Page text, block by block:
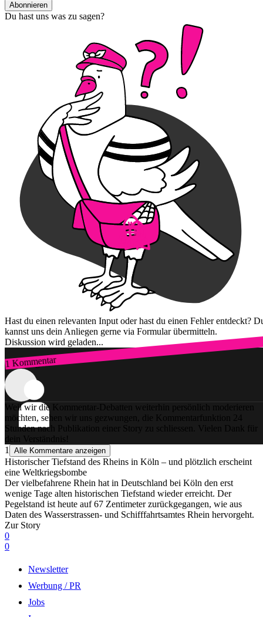
Abonnieren
Du hast uns was zu sagen?
Hast du einen relevanten Input oder hast du einen Fehler entdeckt?
kannst uns dein Anliegen gerne via Formular übermitteln.
Diskussion wird geladen...
1 Kommentar
Zum Login
Weil wir die Kommentar-Debatten weiterhin persönlich moderieren
möchten, sehen wir uns gezwungen, die Kommentarfunktion 24
Stunden nach Publikation einer Story zu schliessen. Vielen Dank für
dein Verständnis!
1
Alle Kommentare anzeigen
Historischer Tiefstand des Rheins in Köln – und plötzlich erscheint
eine Weltkriegsbombe
Der vielbefahrene Rhein hat in Deutschland bei Köln den erst
wenige Tage alten historischen Tiefstand wieder erreicht. Der
Pegelstand ist heute auf 67 Zentimeter zurückgegangen, wie aus
Daten des Wasserstrassen- und Schifffahrtsamtes Rhein hervorgeht.
Zur Story
0
0
Newsletter
Werbung / PR
Jobs